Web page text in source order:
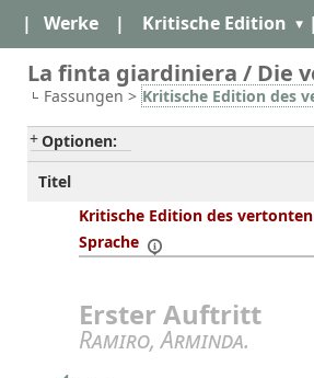
| Werke | Kritische Edition |
La finta giardiniera / Die
Fassungen > Kritische Edition des
Optionen:
Titel
Kritische Edition des
Sprache
Erster Auftritt
Ramiro,Arminda.